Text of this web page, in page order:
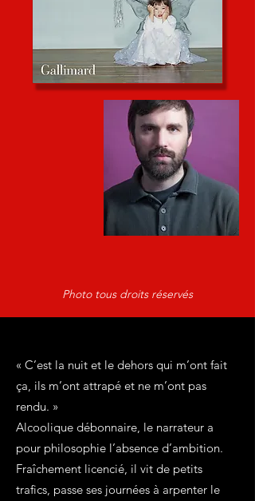
Photo tous droits réservés
« C’est la nuit et le dehors qui m’ont fait
ça, ils m’ont attrapé et ne m’ont pas
rendu. »
Alcoolique débonnaire, le narrateur a
pour philosophie l’absence d’ambition.
Fraîchement licencié, il vit de petits
trafics, passe ses journées à arpenter le